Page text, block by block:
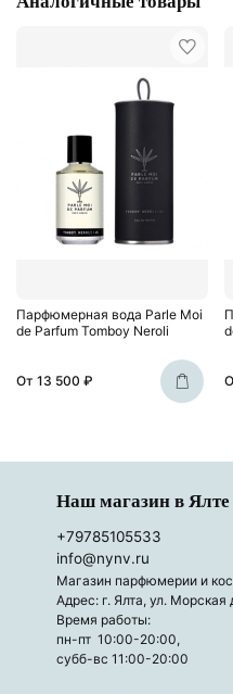
Парфюмерная вода Parle Moi
de Parfum Tomboy Neroli
От 13 500 ₽
Наш магазин в Ялте
+79785105533
info@nynv.ru
Магазин парфюмерии и
Адрес: г. Ялта, ул. Морская
Время работы:
пн-пт 10:00-20:00,
субб-вс 11:00-20:00